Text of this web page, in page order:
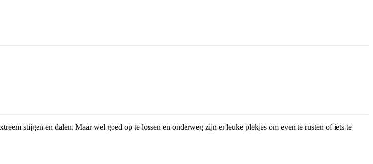
stijgen en dalen. Maar wel goed op te lossen en onderweg zijn er leuke plekjes om even te rusten of iets te